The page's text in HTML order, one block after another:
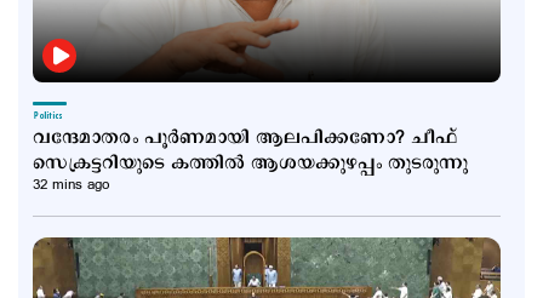
Politics
വന്ദേമാതരം പൂർണമായി ആലപിക്കണോ? ചീഫ്
സെക്രട്ടറിയുടെ കത്തില്‍ ആശയക്കുഴപ്പം തുടരുന്നു
32 mins ago